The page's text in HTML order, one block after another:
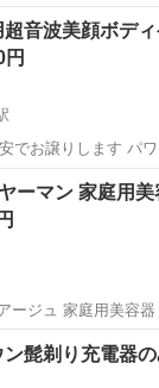
・ロッカー完備・
募集 銅製のケーブル
うお仕事で...
超音波美顔ボデ
でお譲りします パ
です ジェル使用 取りに来
都宮駅 美容家電
ーマン 家庭用美
木駅 美容家電
ン髭剃り充電器